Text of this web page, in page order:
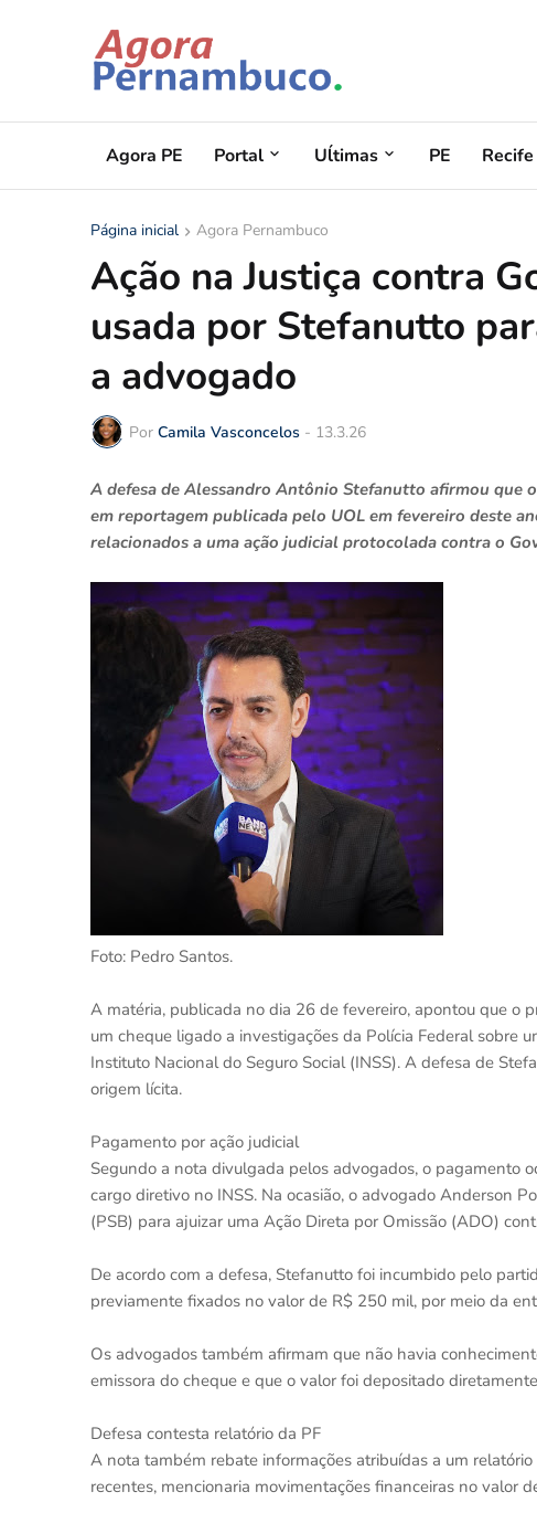
Agora PE Portal Uĺtimas PE Recife
Página inicial Agora Pernambuco
Ação na Justiça contra
usada por Stefanutto
a advogado
Por Camila Vasconcelos - 13.3.26
A defesa de Alessandro Antônio Stefanutto afirmou que
em reportagem publicada pelo UOL em fevereiro deste
relacionados a uma ação judicial protocolada contra o
Foto: Pedro Santos.
A matéria, publicada no dia 26 de fevereiro, apontou que o
um cheque ligado a investigações da Polícia Federal sobre
Instituto Nacional do Seguro Social (INSS). A defesa de
origem lícita.
Pagamento por ação judicial
Segundo a nota divulgada pelos advogados, o pagamento
cargo diretivo no INSS. Na ocasião, o advogado Anderson
(PSB) para ajuizar uma Ação Direta por Omissão (ADO)
De acordo com a defesa, Stefanutto foi incumbido pelo
previamente fixados no valor de R$ 250 mil, por meio da
Os advogados também afirmam que não havia
emissora do cheque e que o valor foi depositado
Defesa contesta relatório da PF
A nota também rebate informações atribuídas a um
recentes, mencionaria movimentações financeiras no valor